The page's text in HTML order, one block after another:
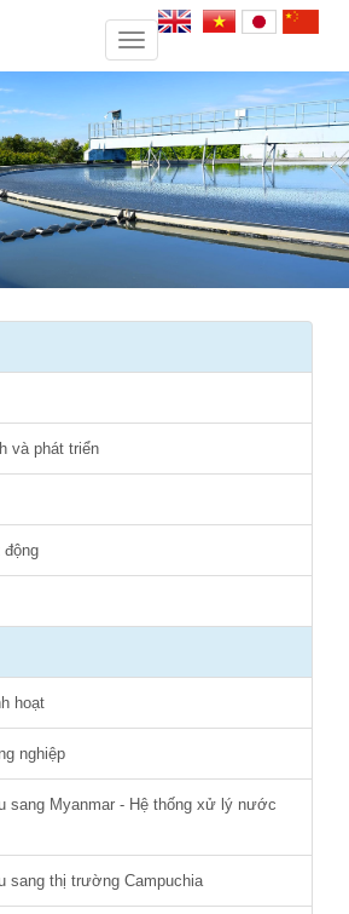
Toggle
navigation
và phát triển
động
hoạt
nghiệp
sang Myanmar - Hệ thống xử lý nước
sang thị trường Campuchia